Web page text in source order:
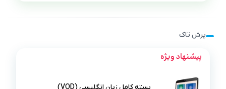
پرش تاک
پیشنهاد ویژه